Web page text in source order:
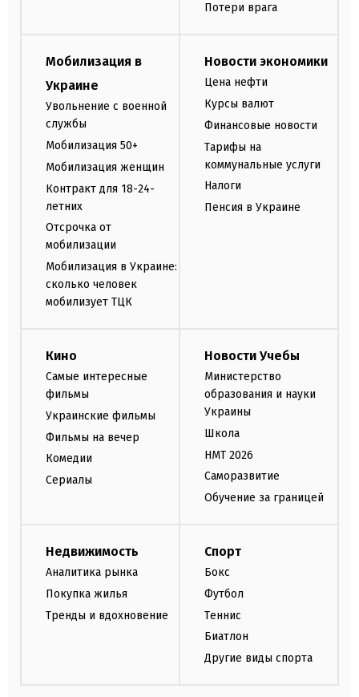
Потери врага
Мобилизация в
Украине
Увольнение с военной
службы
Мобилизация 50+
Мобилизация женщин
Контракт для 18-24-
летних
Отсрочка от
мобилизации
Мобилизация в Украине:
сколько человек
мобилизует ТЦК
Новости экономики
Цена нефти
Курсы валют
Финансовые новости
Тарифы на
коммунальные услуги
Налоги
Пенсия в Украине
Кино
Самые интересные
фильмы
Украинские фильмы
Фильмы на вечер
Комедии
Сериалы
Новости Учебы
Министерство
образования и науки
Украины
Школа
НМТ 2026
Саморазвитие
Обучение за границей
Недвижимость
Аналитика рынка
Покупка жилья
Тренды и вдохновение
Спорт
Бокс
Футбол
Теннис
Биатлон
Другие виды спорта